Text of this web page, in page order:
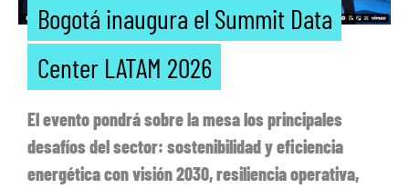
Bogotá inaugura el Summit Data
Center LATAM 2026
El evento pondrá sobre la mesa los principales
desafíos del sector: sostenibilidad y eficiencia
energética con visión 2030, resiliencia operativa,